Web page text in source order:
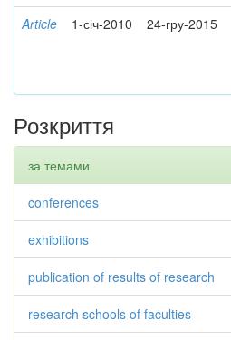
Article 1-січ-2010 24-гру-2015
Розкриття
за темами
conferences
exhibitions
publication of results of research
research schools of faculties